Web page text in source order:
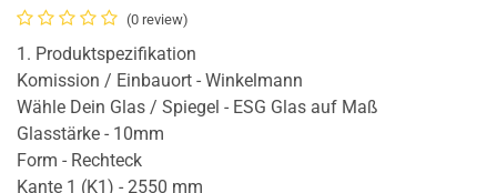
(0 review)
1. Produktspezifikation
Komission / Einbauort - Winkelmann
Wähle Dein Glas / Spiegel - ESG Glas auf Maß
Glasstärke - 10mm
Form - Rechteck
Kante 1 (K1) - 2550 mm